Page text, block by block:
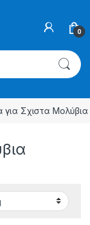
0
για Σχιστα Μολύβια